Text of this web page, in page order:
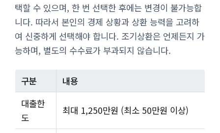
택할 수 있으며, 한 번 선택한 후에는 변경이 불가능합
니다. 따라서 본인의 경제 상황과 상환 능력을 고려하
여 신중하게 선택해야 합니다. 조기상환은 언제든지 가
능하며, 별도의 수수료가 부과되지 않습니다.
구분
내용
대출한
도
최대 1,250만원 (최소 50만원 이상)